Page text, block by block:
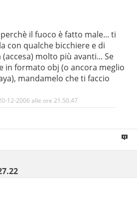
il fuoco è fatto male... ti
con qualche bicchiere e di
molto più avanti... Se
in formato obj (o ancora meglio
mandamelo che ti faccio
12-2006 alle ore 21.50.47